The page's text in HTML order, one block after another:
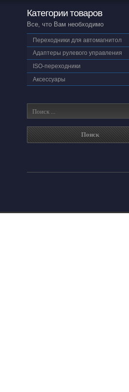
Категории товаров
Все, что Вам необходимо
Переходники для автомагнитол
Адаптеры рулевого управления
ISO-переходники
Аксессуары